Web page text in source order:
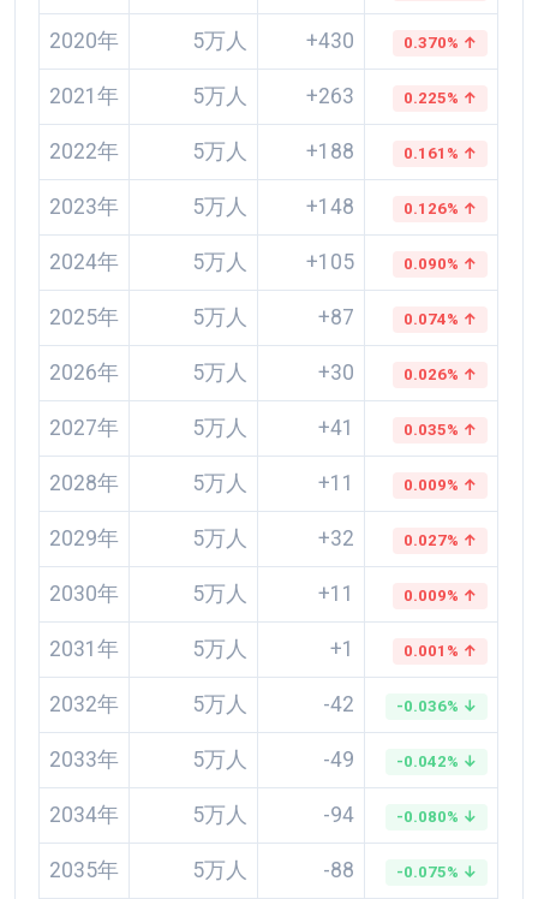
2020年 5万人 +430 0.370% ↑
2021年 5万人 +263 0.225% ↑
2022年 5万人 +188 0.161% ↑
2023年 5万人 +148 0.126% ↑
2024年 5万人 +105 0.090% ↑
2025年 5万人 +87 0.074% ↑
2026年 5万人 +30 0.026% ↑
2027年 5万人 +41 0.035% ↑
2028年 5万人 +11 0.009% ↑
2029年 5万人 +32 0.027% ↑
2030年 5万人 +11 0.009% ↑
2031年 5万人 +1 0.001% ↑
2032年 5万人 -42 -0.036% ↓
2033年 5万人 -49 -0.042% ↓
2034年 5万人 -94 -0.080% ↓
2035年 5万人 -88 -0.075% ↓